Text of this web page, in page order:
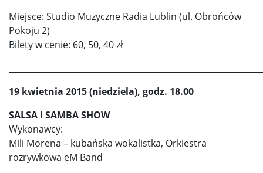
Miejsce: Studio Muzyczne Radia Lublin (ul. Obrońców
Pokoju 2)
Bilety w cenie: 60, 50, 40 zł
19 kwietnia 2015 (niedziela), godz. 18.00
SALSA I SAMBA SHOW
Wykonawcy:
Mili Morena – kubańska wokalistka, Orkiestra
rozrywkowa eM Band